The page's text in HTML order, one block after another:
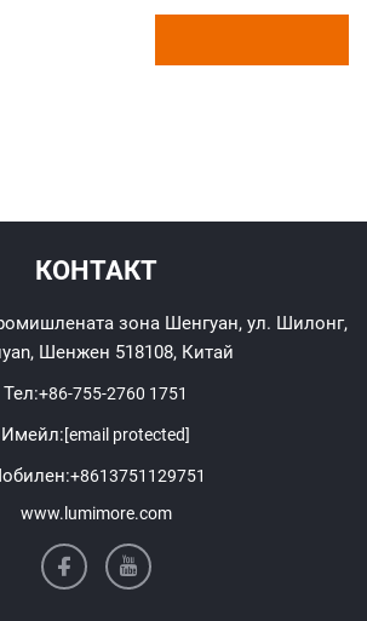
КОНТАКТ
зона Шенгуан, ул. Шилонг,
Шенжен 518108, Китай
Тел:+86-755-2760 1751
Имейл:[email protected]
+8613751129751
www.lumimore.com